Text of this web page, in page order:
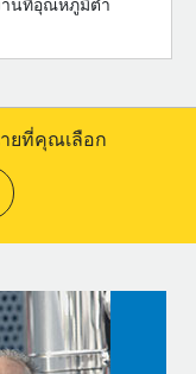
ยที่คุณเลือก